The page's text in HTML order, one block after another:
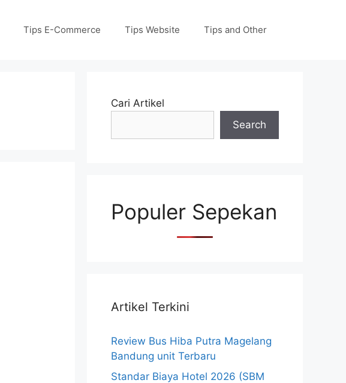
Tips E-Commerce Tips Website Tips and Other
Cari Artikel
Search
Populer Sepekan
Artikel Terkini
Review Bus Hiba Putra Magelang
Bandung unit Terbaru
Standar Biaya Hotel 2026 (SBM